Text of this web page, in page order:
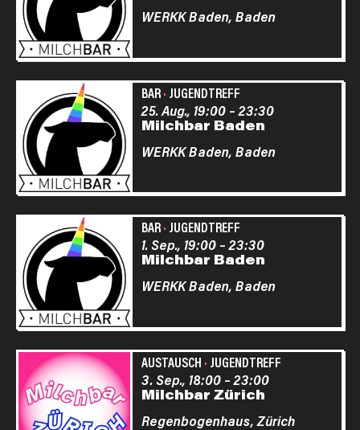
WERKK Baden, Baden
BAR· JUGENDTREFF
Milchbar Baden
25. Aug., 19:00–23:30
WERKK Baden, Baden
BAR· JUGENDTREFF
Milchbar Baden
1. Sep., 19:00–23:30
WERKK Baden, Baden
AUSTAUSCH · JUGENDTREFF
Milchbar Zürich
3. Sep., 18:00–23:00
Regenbogenhaus, Zürich